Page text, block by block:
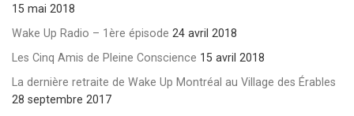
15 mai 2018
Wake Up Radio – 1ère épisode 24 avril 2018
Les Cinq Amis de Pleine Conscience 15 avril 2018
La dernière retraite de Wake Up Montréal au Village des Érables
28 septembre 2017